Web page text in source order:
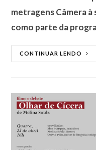
metragens Câmera à
como parte da
CONTINUAR LENDO